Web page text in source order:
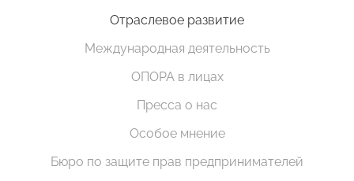
Отраслевое развитие
Международная деятельность
ОПОРА в лицах
Пресса о нас
Особое мнение
Бюро по защите прав предпринимателей